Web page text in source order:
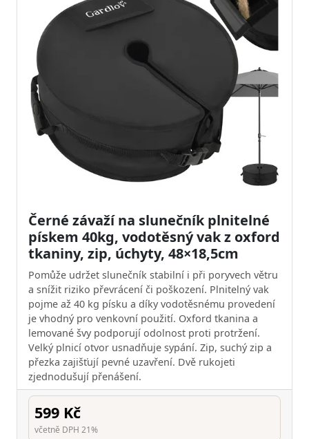
Černé závaží na slunečník plnitelné
pískem 40kg, vodotěsný vak z oxford
tkaniny, zip, úchyty, 48×18,5cm
Pomůže udržet slunečník stabilní i při poryvech větru
a snížit riziko převrácení či poškození. Plnitelný vak
pojme až 40 kg písku a díky vodotěsnému provedení
je vhodný pro venkovní použití. Oxford tkanina a
lemované švy podporují odolnost proti protržení.
Velký plnicí otvor usnadňuje sypání. Zip, suchý zip a
přezka zajišťují pevné uzavření. Dvě rukojeti
zjednodušují přenášení.
599 Kč
včetně DPH 21%